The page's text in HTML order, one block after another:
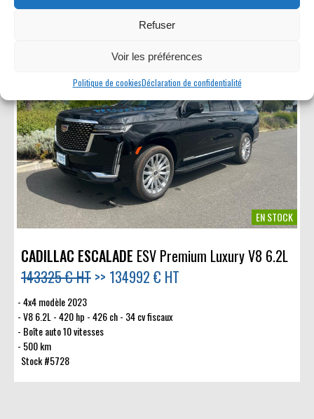
Refuser
Voir les préférences
Politique de cookiesDéclaration de confidentialité
EN STOCK
CADILLAC ESCALADE ESV Premium Luxury V8 6.2L
143325 € HT >> 134992 € HT
4x4 modèle 2023
V8 6.2L - 420 hp - 426 ch - 34 cv fiscaux
Boîte auto 10 vitesses
500 km
Stock #5728